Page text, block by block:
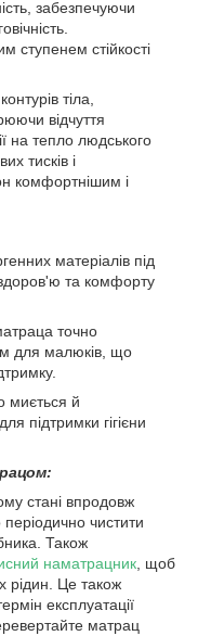
забезпечуючи
ступенем стійкості
тіла,
відчуття
на тепло людського
тисків і
комфортнішим і
матеріалів під
та комфорту
точно
для малюків, що
миється й
підтримки гігієни
стані впродовж
періодично чистити
Також
наматрацник, щоб
рідин. Це також
експлуатації
матрац